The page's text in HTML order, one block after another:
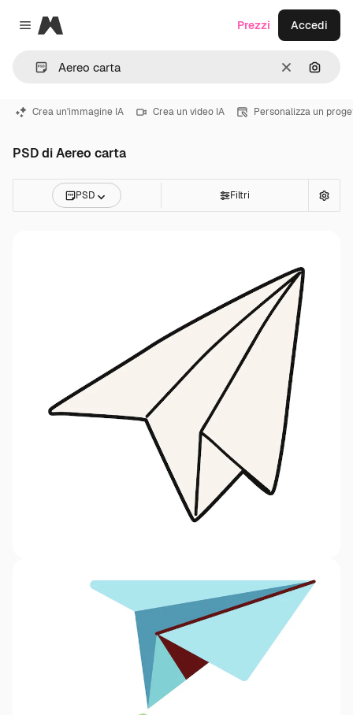
Close menu
Magnific
CancellaCerca
Prezzi Accedi
Crea un'immagine IA Crea un video IA Personalizza un
PSD di Aereo carta
PSD Filtri